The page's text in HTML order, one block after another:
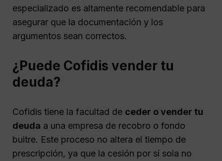
especializado es altamente recomendable para
asegurar que la documentación y los
argumentos sean correctos.
¿Puede Cofidis vender tu
deuda?
Cofidis tiene la facultad de ceder o vender tu
deuda a una empresa de recobro o fondo
buitre. Este proceso no altera el tiempo de
prescripción, ya que la cesión por sí sola no